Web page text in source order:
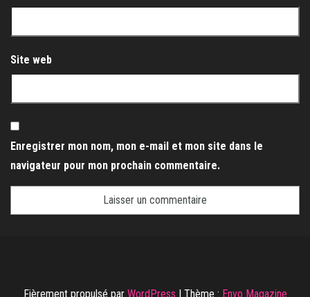
Site web
Enregistrer mon nom, mon e-mail et mon site dans le
navigateur pour mon prochain commentaire.
Fièrement propulsé par WordPress | Thème : Envo Magazine